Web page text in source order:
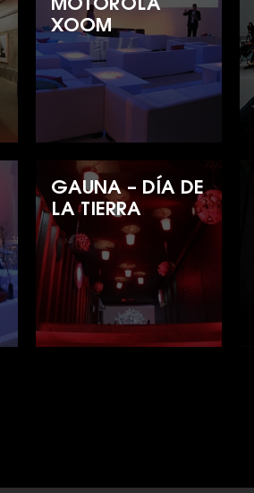
MOTOROLA
XOOM
GAUNA – DÍA DE
LA TIERRA